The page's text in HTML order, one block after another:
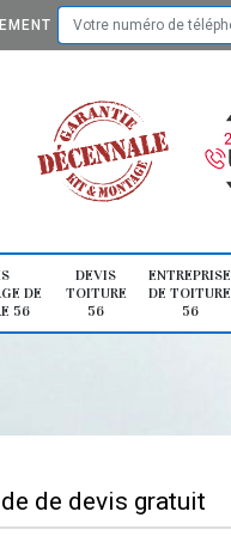
DE
56
DEVIS
TOITURE
56
ENTREPRISE
DE TOITURE
56
de devis gratuit